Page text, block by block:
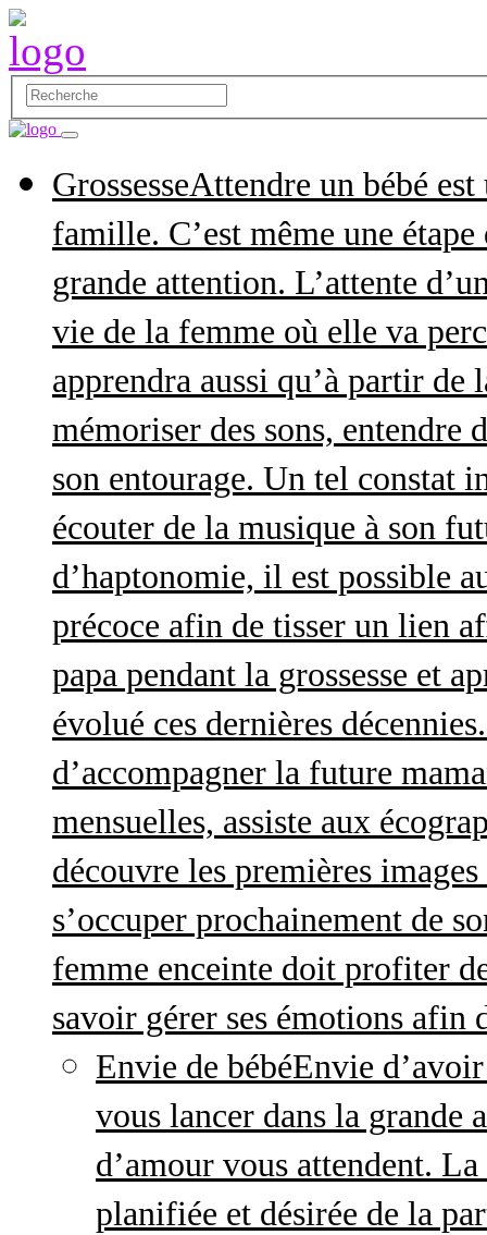
GrossesseAttendre un bébé
famille. C’est même une
grande attention. L’attente
vie de la femme où elle va
apprendra aussi qu’à partir
mémoriser des sons, entendre
son entourage. Un tel constat
écouter de la musique à son
d’haptonomie, il est possible
précoce afin de tisser un lien
papa pendant la grossesse et
évolué ces dernières
d’accompagner la future
mensuelles, assiste aux
découvre les premières
s’occuper prochainement de
femme enceinte doit profiter
savoir gérer ses émotions
Envie de bébéEnvie
vous lancer dans la grande
d’amour vous attendent.
planifiée et désirée de la